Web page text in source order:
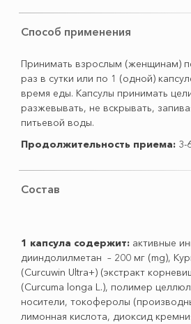
Способ применения
Принимать взрослым (женщинам)
раз в сутки или по 1 (одной)
время еды. Капсулы принимать
разжевывать, не вскрывать,
питьевой воды.
Продолжительность приема: 3-
Состав
1 капсула содержит: активные
дииндолилметан – 200 мг (mg),
(Curcuwin Ultra+) (экстракт
(Curcuma longa L.), полимер
носители, токоферолы
лимонная кислота, диоксид